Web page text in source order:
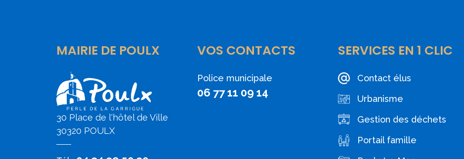
MAIRIE DE POULX
30 Place de l'hôtel de Ville
30320 POULX
VOS CONTACTS
Police municipale
06 77 11 09 14
SERVICES EN 1 CLIC
Contact élus
Urbanisme
Gestion des déchets
Portail famille